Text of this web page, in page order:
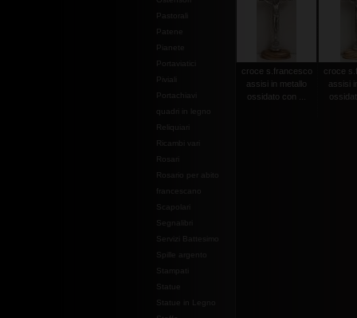
Pastorali
Patene
Pianete
Portaviatici
Piviali
Portachiavi
quadri in legno
Reliquiari
Ricambi vari
Rosari
Rosario per abito
francescano
Scapolari
Segnalibri
Servizi Battesimo
Spille argento
Stampati
Statue
Statue in Legno
croce s.francesco
assisi in metallo
ossidato con ...
croce
assisi